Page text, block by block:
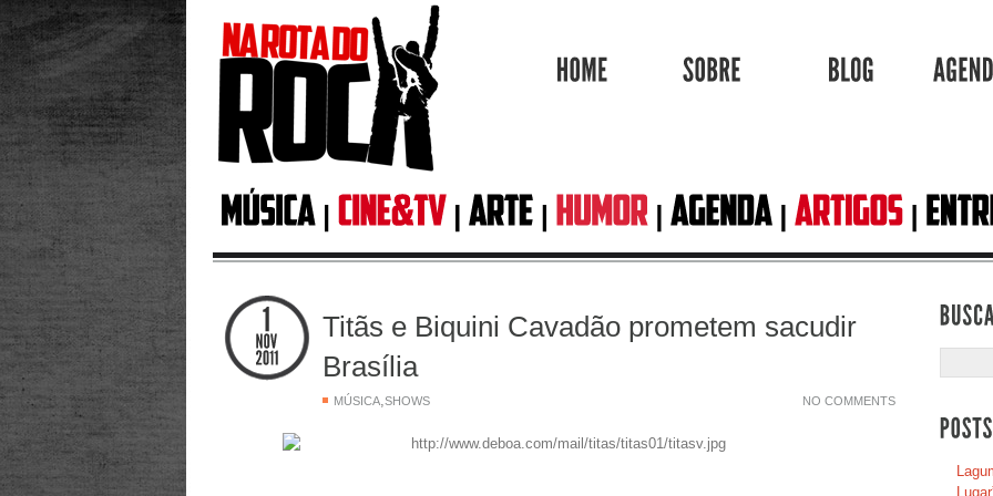
Titãs e Biquini Cavadão prometem sacudir
Brasília
MÚSICA,SHOWS NO COMMENTS